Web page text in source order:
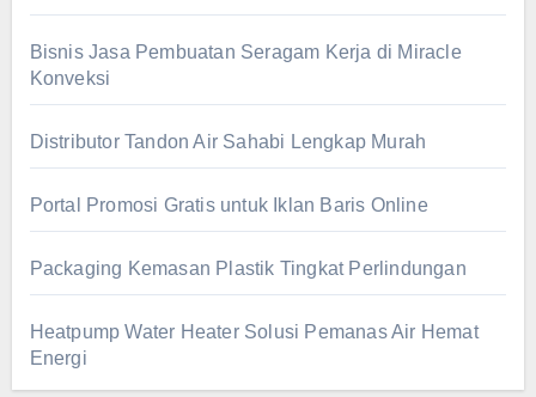
Bisnis Jasa Pembuatan Seragam Kerja di Miracle
Konveksi
Distributor Tandon Air Sahabi Lengkap Murah
Portal Promosi Gratis untuk Iklan Baris Online
Packaging Kemasan Plastik Tingkat Perlindungan
Heatpump Water Heater Solusi Pemanas Air Hemat
Energi